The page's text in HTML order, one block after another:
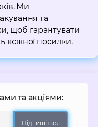
Ми
та
щоб гарантувати
кожної посилки.
та акціями:
Підпишіться